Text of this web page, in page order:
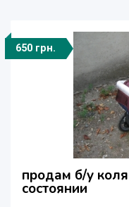
650 грн.
продам б/у
состоянии